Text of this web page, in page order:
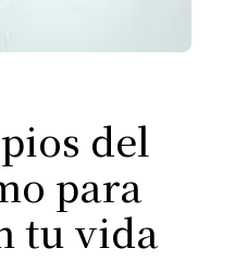
del
para
tu vida